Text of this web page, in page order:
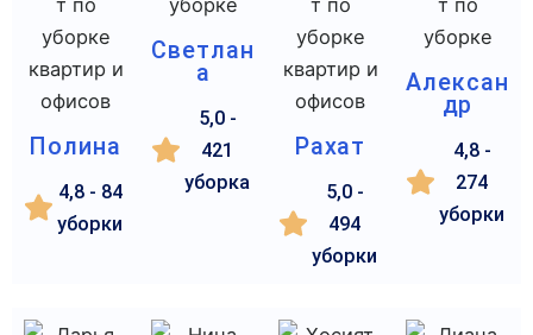
Полина
4,8 - 84
уборки
Светлан
а
5,0 -
421
уборка
Рахат
5,0 -
494
уборки
Алексан
др
4,8 -
274
уборки